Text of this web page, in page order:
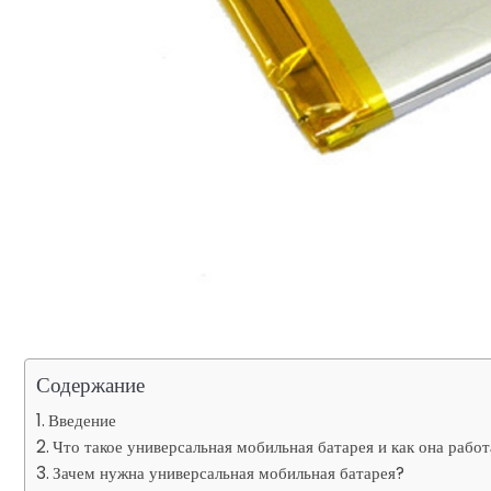
Содержание
Введение
Что такое универсальная мобильная батарея и как она
Зачем нужна универсальная мобильная батарея?